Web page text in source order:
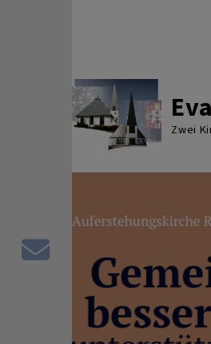
Zwei
Kontaktformular